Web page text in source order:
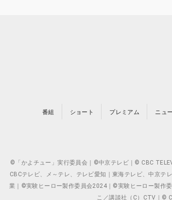
番組 ショート プレミアム ニュ
©「かよチュー」実行委員会｜©中京テレビ｜© CBC
CBCテレビ、メ～テレ、テレビ愛知｜東海テレビ、中京
業｜©実験ヒーロー製作委員会2024｜©実験ヒーロー製作
こ／講談社（C）CTV｜©